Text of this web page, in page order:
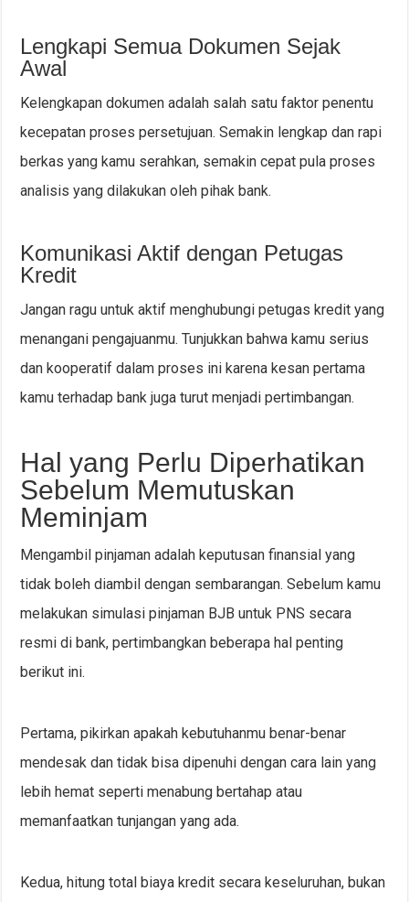
Lengkapi Semua Dokumen Sejak
Awal
Kelengkapan dokumen adalah salah satu faktor penentu
kecepatan proses persetujuan. Semakin lengkap dan rapi
berkas yang kamu serahkan, semakin cepat pula proses
analisis yang dilakukan oleh pihak bank.
Komunikasi Aktif dengan Petugas
Kredit
Jangan ragu untuk aktif menghubungi petugas kredit yang
menangani pengajuanmu. Tunjukkan bahwa kamu serius
dan kooperatif dalam proses ini karena kesan pertama
kamu terhadap bank juga turut menjadi pertimbangan.
Hal yang Perlu Diperhatikan
Sebelum Memutuskan
Meminjam
Mengambil pinjaman adalah keputusan finansial yang
tidak boleh diambil dengan sembarangan. Sebelum kamu
melakukan simulasi pinjaman BJB untuk PNS secara
resmi di bank, pertimbangkan beberapa hal penting
berikut ini.
Pertama, pikirkan apakah kebutuhanmu benar-benar
mendesak dan tidak bisa dipenuhi dengan cara lain yang
lebih hemat seperti menabung bertahap atau
memanfaatkan tunjangan yang ada.
Kedua, hitung total biaya kredit secara keseluruhan, bukan